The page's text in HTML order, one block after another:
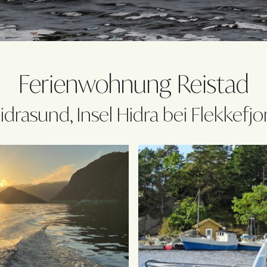
Ferienwohnung Reistad
Insel Hidra bei